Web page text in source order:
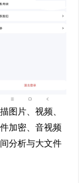
图片、视频、
加密、音视频
分析与大文件